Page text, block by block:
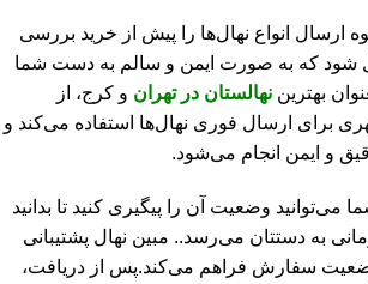
ارسال انواع نهال‌ها را پیش از خرید بررسی
شود که به صورت ایمن و سالم به دست شما
بهترین نهالستان در تهران و کرج، از
برای ارسال فوری نهال‌ها استفاده می‌کند و
و ایمن انجام می‌شود.
می‌توانید وضعیت آن را پیگیری کنید تا بدانید
به دستتان می‌رسد.. مبین نهال پشتیبانی
سفارش فراهم می‌کند.پس از دریافت،